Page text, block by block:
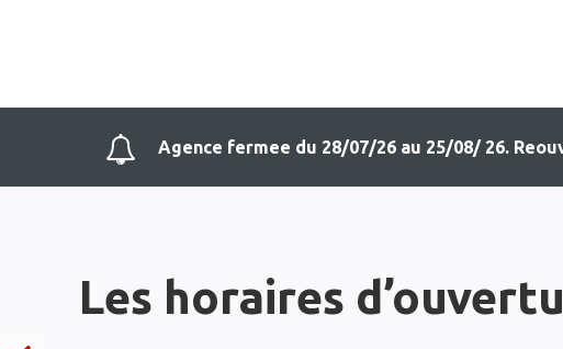
Agence fermee du 28/07/26 au 25/08/ 26.
Les horaires